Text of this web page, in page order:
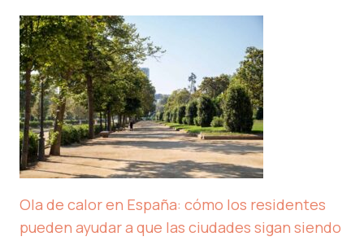
Ola de calor en España: cómo los residentes
pueden ayudar a que las ciudades sigan siendo